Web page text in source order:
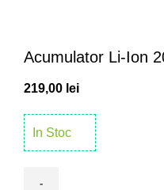
Acumulator Li-Ion
219,00 lei
In Stoc